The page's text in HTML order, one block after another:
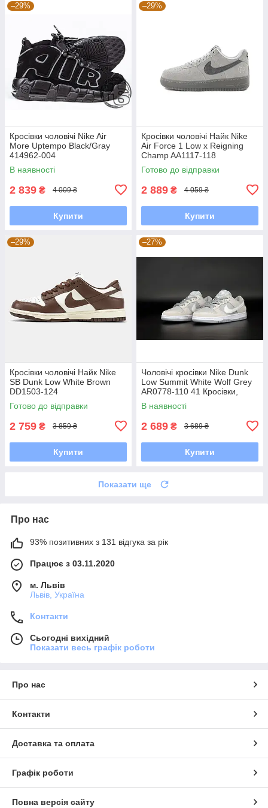
–29%
Кросівки чоловічі Nike Air
More Uptempo Black/Gray
414962-004
В наявності
2 839 ₴ 4 009 ₴
Купити
–29%
Кросівки чоловічі Найк Nike
Air Force 1 Low x Reigning
Champ AA1117-118
Готово до відправки
2 889 ₴ 4 059 ₴
Купити
–29%
Кросівки чоловічі Найк Nike
SB Dunk Low White Brown
DD1503-124
Готово до відправки
2 759 ₴ 3 859 ₴
Купити
–27%
Чоловічі кросівки Nike Dunk
Low Summit White Wolf Grey
AR0778-110 41 Кросівки,
Текстильна, Шнурівка, Товста
підошва, Замша,
В наявності
2 689 ₴ 3 689 ₴
Купити
Показати ще
Про нас
93% позитивних з 131 відгука за рік
Працює з 03.11.2020
м. Львів
Львів, Україна
Контакти
Сьогодні вихідний
Показати весь графік роботи
Про нас
Контакти
Доставка та оплата
Графік роботи
Повна версія сайту